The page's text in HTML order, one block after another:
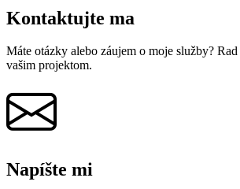
Kontaktujte ma
Máte otázky alebo záujem o moje služby?
vašim projektom.
Napíšte mi